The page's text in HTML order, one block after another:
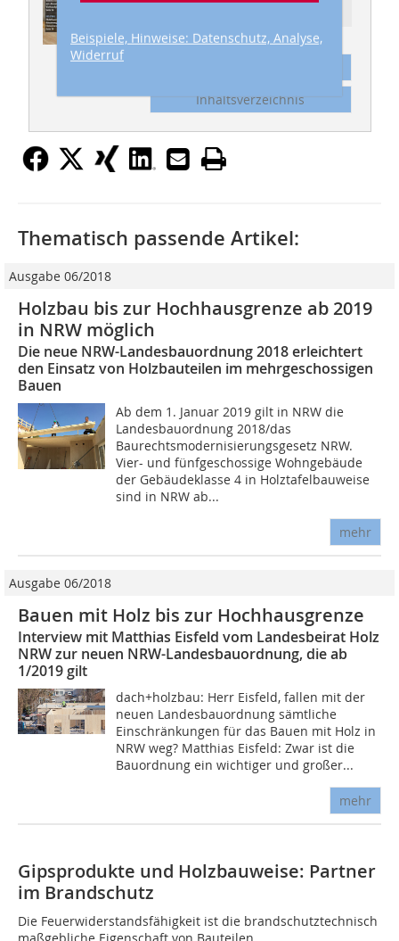
Inhaltsverzeichnis
Beispiele, Hinweise: Datenschutz, Analyse,
Widerruf
Thematisch passende Artikel:
Ausgabe 06/2018
Holzbau bis zur Hochhausgrenze ab 2019
in NRW möglich
Die neue NRW-Landesbauordnung 2018 erleichtert
den Einsatz von Holzbauteilen im mehrgeschossigen
Bauen
Ab dem 1. Januar 2019 gilt in NRW die
Landesbauordnung 2018/das
Baurechtsmodernisierungsgesetz NRW.
Vier- und fünfgeschossige Wohngebäude
der Gebäudeklasse 4 in Holztafelbauweise
sind in NRW ab...
mehr
Ausgabe 06/2018
Bauen mit Holz bis zur Hochhausgrenze
Interview mit Matthias Eisfeld vom Landesbeirat Holz
NRW zur neuen NRW-Landesbauordnung, die ab
1/2019 gilt
dach+holzbau: Herr Eisfeld, fallen mit der
neuen Landesbauordnung sämtliche
Einschränkungen für das Bauen mit Holz in
NRW weg? Matthias Eisfeld: Zwar ist die
Bauordnung ein wichtiger und großer...
mehr
Gipsprodukte und Holzbauweise: Partner
im Brandschutz
Die Feuerwiderstandsfähigkeit ist die brandschutztechnisch